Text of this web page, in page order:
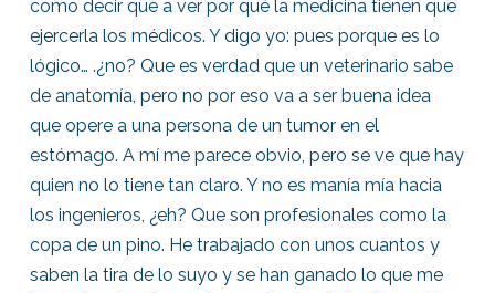
como decir que a ver por qué la medicina tienen que
ejercerla los médicos. Y digo yo: pues porque es lo
lógico… .¿no? Que es verdad que un veterinario sabe
de anatomía, pero no por eso va a ser buena idea
que opere a una persona de un tumor en el
estómago. A mí me parece obvio, pero se ve que hay
quien no lo tiene tan claro. Y no es manía mía hacia
los ingenieros, ¿eh? Que son profesionales como la
copa de un pino. He trabajado con unos cuantos y
saben la tira de lo suyo y se han ganado lo que me